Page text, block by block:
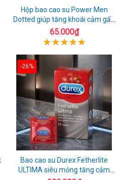
Hộp bao cao su Power Men
Dotted giúp tăng khoái cảm gấp
đôi
65.000₫
-26%
Bao cao su Durex Fetherlite
ULTIMA siêu mỏng tăng cảm